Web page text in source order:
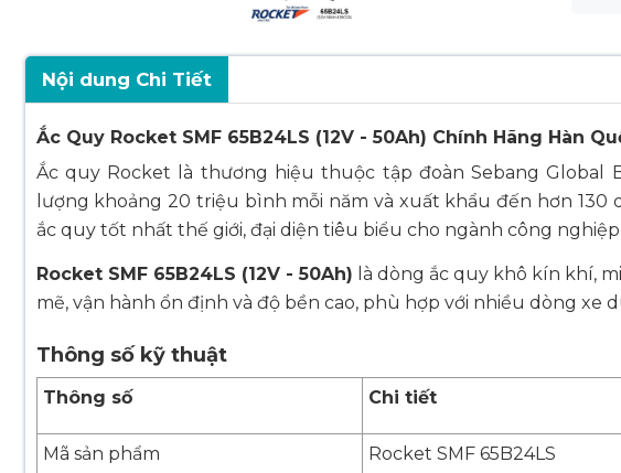
Nội dung Chi Tiết
Ắc Quy Rocket SMF 65B24LS (12V - 50Ah) Chính Hãng Hàn
Ắc quy Rocket là thương hiệu thuộc tập đoàn Sebang Global
lượng khoảng 20 triệu bình mỗi năm và xuất khẩu đến hơn
ắc quy tốt nhất thế giới, đại diện tiêu biểu cho ngành công nghiệp
Rocket SMF 65B24LS (12V - 50Ah) là dòng ắc quy khô kín khí,
mẽ, vận hành ổn định và độ bền cao, phù hợp với nhiều dòng xe
Thông số kỹ thuật
Thông số Chi tiết
Mã sản phẩm Rocket SMF 65B24LS